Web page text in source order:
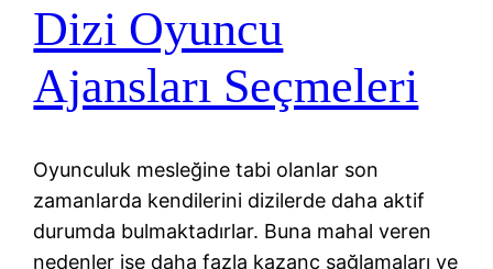
Dizi Oyuncu
Ajansları Seçmeleri
Oyunculuk mesleğine tabi olanlar son
zamanlarda kendilerini dizilerde daha aktif
durumda bulmaktadırlar. Buna mahal veren
nedenler ise daha fazla kazanç sağlamaları ve